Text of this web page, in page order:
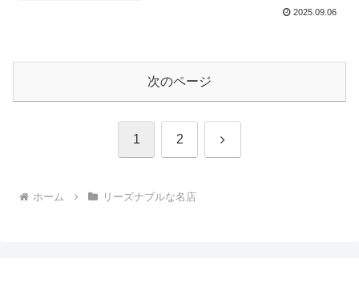
2025.09.06
次のページ
1 2 次
ホーム リーズナブルな名店